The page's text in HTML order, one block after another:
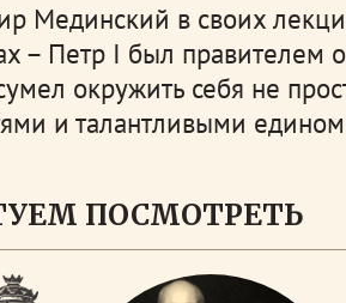
Мединский в своих
– Петр I был правителем
окружить себя не
и талантливыми
ПОСМОТРЕТЬ